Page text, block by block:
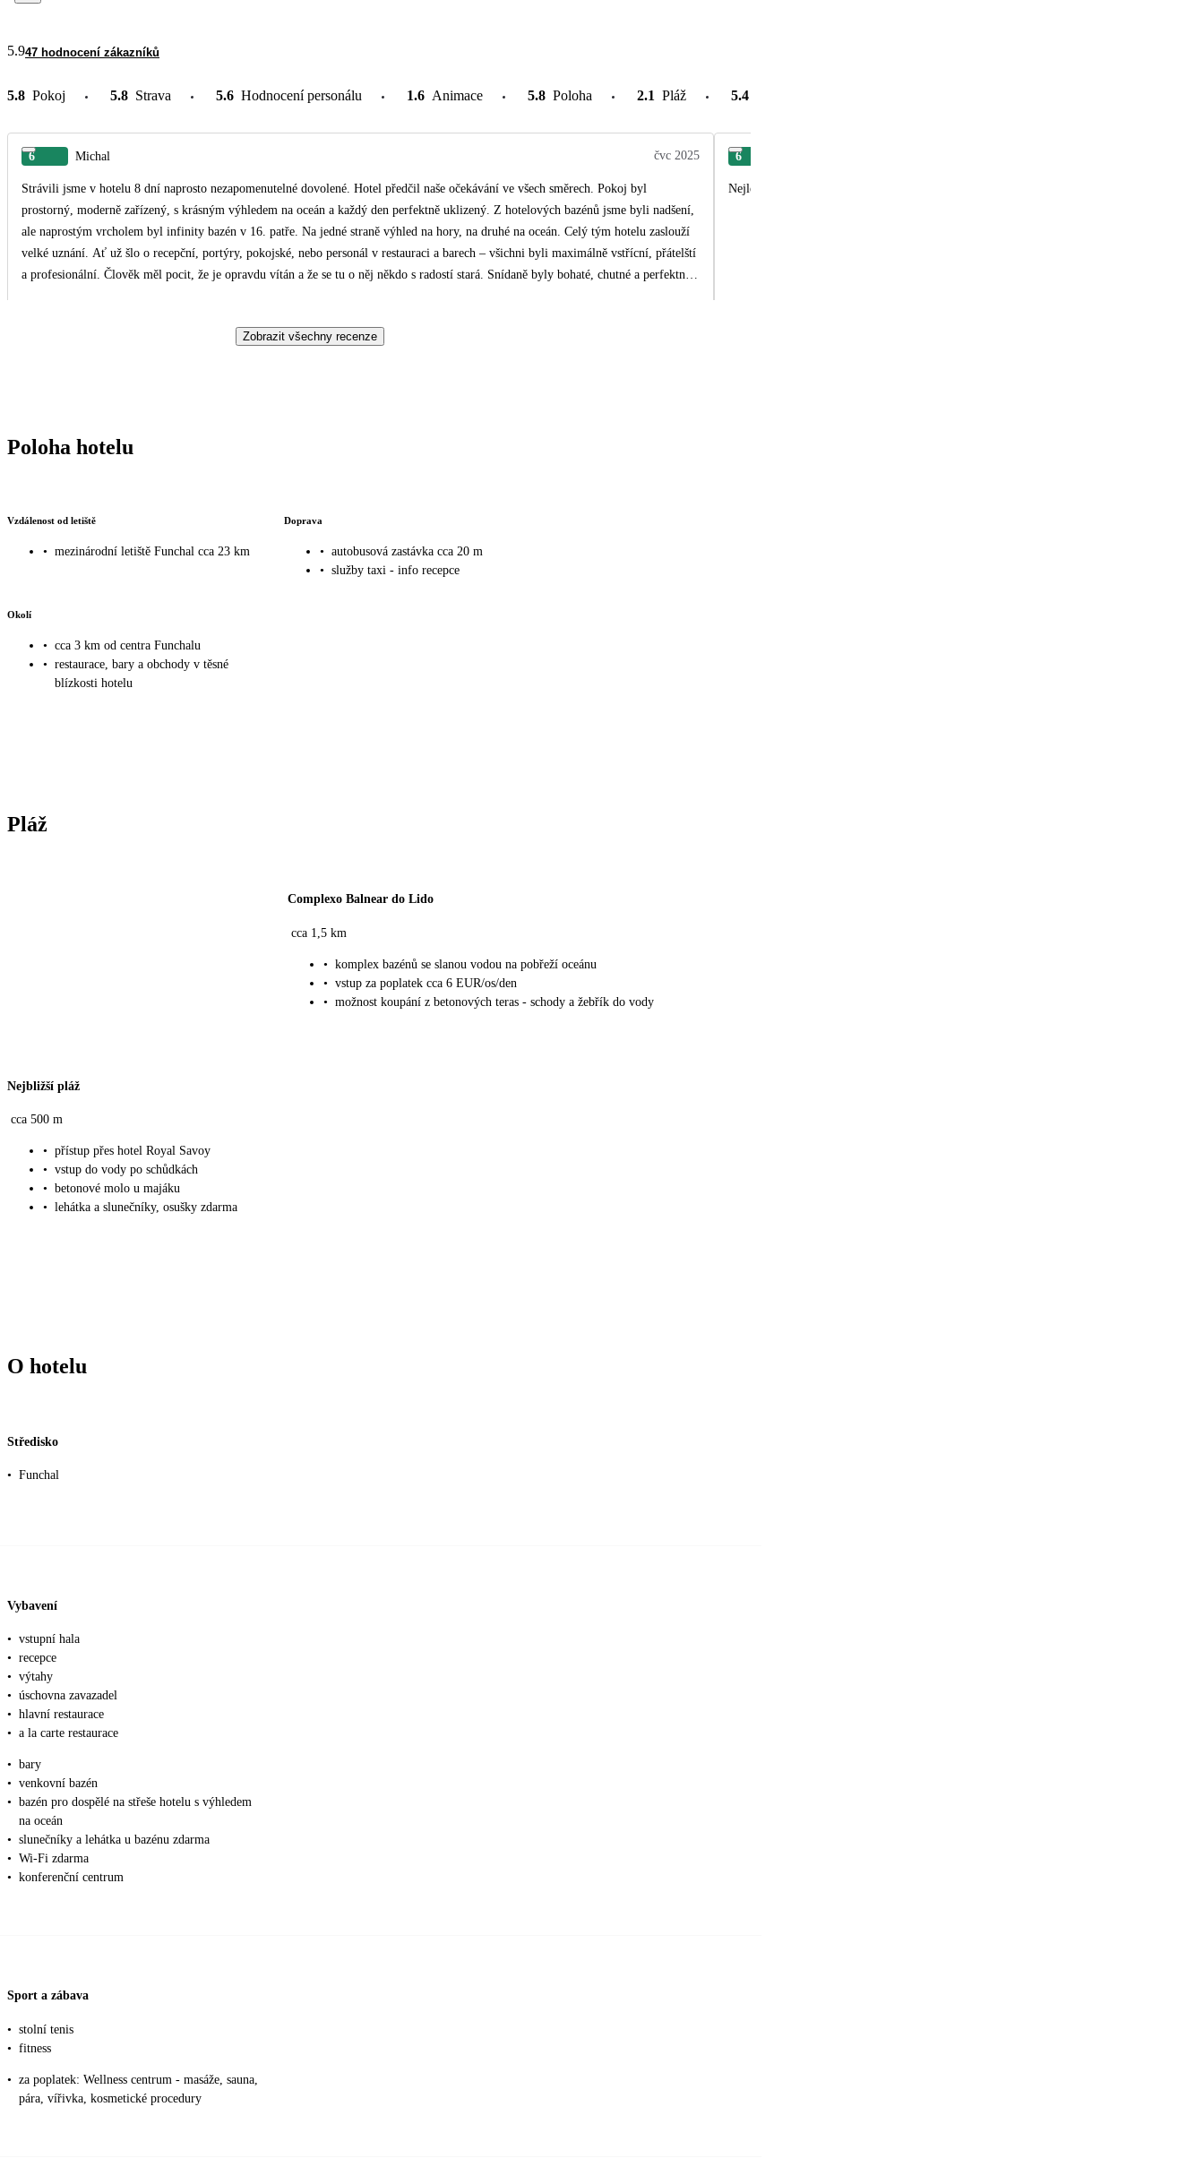
5.947 hodnocení zákazníků
5.8 Pokoj 5.8 Strava 5.6 Hodnocení personálu 1.6 Animace 5.8 Poloha 2.1 Pláž 5.4
6 Michal čvc 2025
Strávili jsme v hotelu 8 dní naprosto nezapomenutelné dovolené. Hotel předčil naše očekávání ve všech směrech. Pokoj byl
prostorný, moderně zařízený, s krásným výhledem na oceán a každý den perfektně uklizený. Z hotelových bazénů jsme byli nadšení,
ale naprostým vrcholem byl infinity bazén v 16. patře. Na jedné straně výhled na hory, na druhé na oceán. Celý tým hotelu zaslouží
velké uznání. Ať už šlo o recepční, portýry, pokojské, nebo personál v restauraci a barech – všichni byli maximálně vstřícní, přátelští
a profesionální. Člověk měl pocit, že je opravdu vítán a že se tu o něj někdo s radostí stará. Snídaně byly bohaté, chutné a perfektně
se dá pohodlně dojít po lávce vedoucí přes ulici. Delegát Adam byl velmi přátelský a je vidět, že ho jeho práce baví :)
6
Nejlepší hotel na Madeiře.
Zobrazit všechny recenze
Poloha hotelu
Vzdálenost od letiště
• mezinárodní letiště Funchal cca 23 km
Doprava
• autobusová zastávka cca 20 m
• služby taxi - info recepce
Okolí
• cca 3 km od centra Funchalu
• restaurace, bary a obchody v těsné
blízkosti hotelu
Pláž
Complexo Balnear do Lido
cca 1,5 km
• komplex bazénů se slanou vodou na pobřeží oceánu
• vstup za poplatek cca 6 EUR/os/den
• možnost koupání z betonových teras - schody a žebřík do vody
Nejbližší pláž
cca 500 m
• přístup přes hotel Royal Savoy
• vstup do vody po schůdkách
• betonové molo u majáku
• lehátka a slunečníky, osušky zdarma
O hotelu
Středisko
• Funchal
Vybavení
• vstupní hala
• recepce
• výtahy
• úschovna zavazadel
• hlavní restaurace
• a la carte restaurace
• bary
• venkovní bazén
• bazén pro dospělé na střeše hotelu s výhledem
na oceán
• slunečníky a lehátka u bazénu zdarma
• Wi-Fi zdarma
• konferenční centrum
Sport a zábava
• stolní tenis
• fitness
• za poplatek: Wellness centrum - masáže, sauna,
pára, vířivka, kosmetické procedury